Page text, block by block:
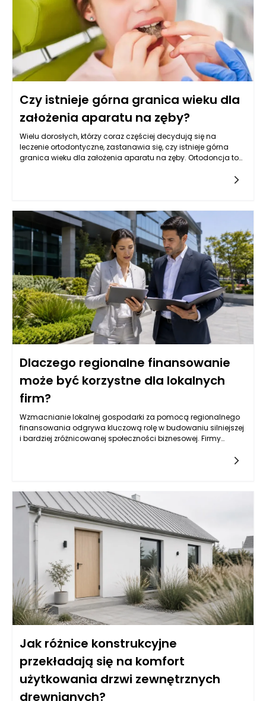
Czy istnieje górna granica wieku dla
założenia aparatu na zęby?
Wielu dorosłych, którzy coraz częściej decydują się na
leczenie ortodontyczne, zastanawia się, czy istnieje górna
granica wieku dla założenia aparatu na zęby. Ortodoncja to
rzeczywistości wiele osób decyduje się na leczenie
ortodontyczne w późniejszym wieku, przez co pojęcie "granic
wieku" staje się coraz bardziej elastyczne. Zmiany w strukturze
szczęki, jak również rozwój kości, stają się kluczowymi
kwestiami, które wpływają na efektywność leczenia, lecz
lekarze ortodonci potrafią przywrócić prawidłowe ułożenie
zębów niezależnie od wieku pacjenta.
Dlaczego regionalne finansowanie
może być korzystne dla lokalnych
firm?
Wzmacnianie lokalnej gospodarki za pomocą regionalnego
finansowania odgrywa kluczową rolę w budowaniu silniejszej
i bardziej zróżnicowanej społeczności biznesowej. Firmy
także zasobów, które mogą być kluczowe dla przetrwania i
rozwoju lokalnych przedsiębiorstw. Ostatecznie, decyzja o
wyborze lokalnego źródła finansowania może mieć
bezpośredni wpływ na ich długoterminowy sukces i
Jak różnice konstrukcyjne
przekładają się na komfort
użytkowania drzwi zewnętrznych
drewnianych?